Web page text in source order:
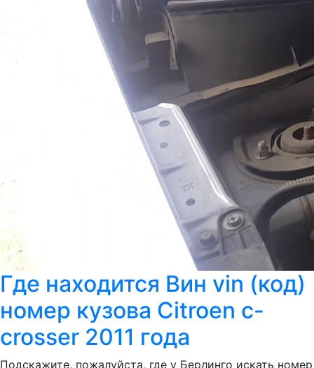
Где находится Вин vin (код)
номер кузова Citroen c-
crosser 2011 года
Подскажите, пожалуйста, где у Берлинго искать номер